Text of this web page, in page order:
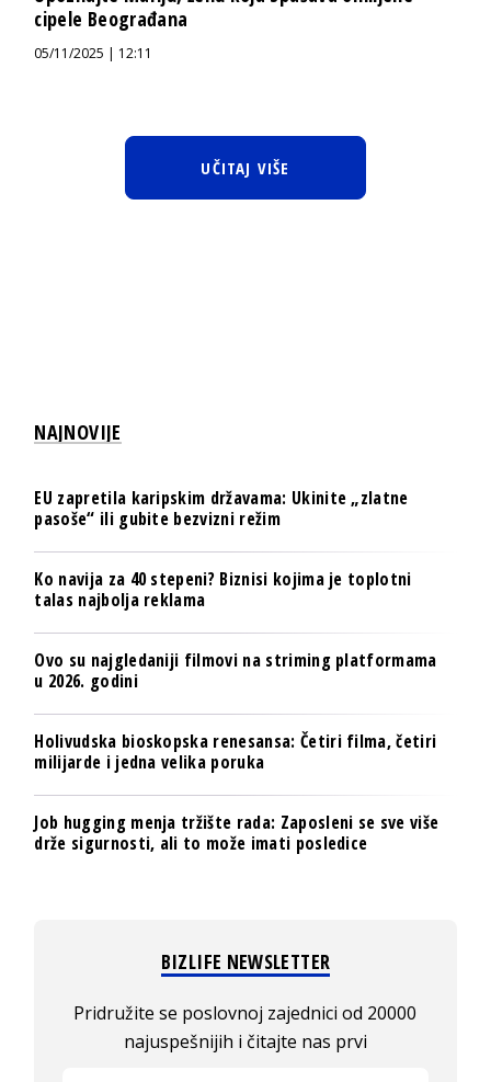
cipele Beograđana
05/11/2025 | 12:11
UČITAJ VIŠE
NAJNOVIJE
EU zapretila karipskim državama: Ukinite „zlatne
pasoše“ ili gubite bezvizni režim
Ko navija za 40 stepeni? Biznisi kojima je toplotni
talas najbolja reklama
Ovo su najgledaniji filmovi na striming platformama
u 2026. godini
Holivudska bioskopska renesansa: Četiri filma, četiri
milijarde i jedna velika poruka
Job hugging menja tržište rada: Zaposleni se sve više
drže sigurnosti, ali to može imati posledice
BIZLIFE NEWSLETTER
Pridružite se poslovnoj zajednici od 20000
najuspešnijih i čitajte nas prvi